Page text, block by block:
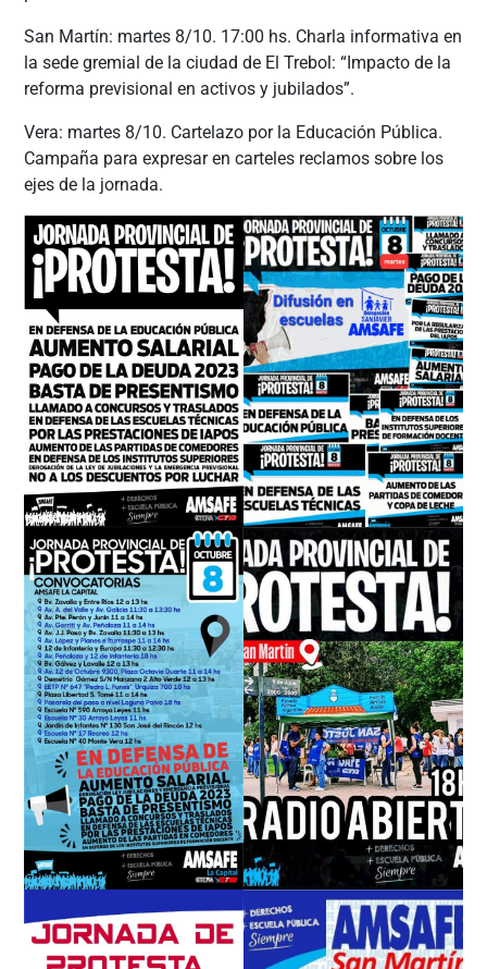
San Martín: martes 8/10. 17:00 hs. Charla informativa en
la sede gremial de la ciudad de El Trebol: “Impacto de la
reforma previsional en activos y jubilados”.
Vera: martes 8/10. Cartelazo por la Educación Pública.
Campaña para expresar en carteles reclamos sobre los
ejes de la jornada.